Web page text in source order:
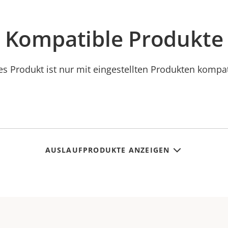
Kompatible Produkte
Produkt ist nur mit eingestellten Produkten
AUSLAUFPRODUKTE ANZEIGEN